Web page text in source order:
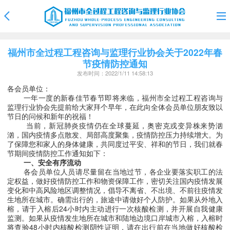
福州市全过程工程咨询与监理行业协会关于2022年春
节疫情防控通知
发布时间：2022/1/11 14:58:13
各会员单位：
一年一度的新春佳节春节即将来临，福州市全过程工程咨询与
监理行业协会先提前给大家拜个早年，在此向全体会员单位朋友致以
节日的问候和新年的祝福！
当前，新冠肺炎疫情仍在全球蔓延，奥密克戎变异株来势汹
汹，国内疫情多点散发、局部高度聚集，疫情防控压力持续增大。为
了保障您和家人的身体健康，共同度过平安、祥和的节日，我们就春
节期间疫情防控工作通知如下：
一、安全有序流动
各会员单位人员请尽量留在当地过节，各企业要落实职工的法
定权益，做好疫情防控工作和物资保障工作，密切关注国内疫情发展
变化和中高风险地区调整情况，倡导不离省、不出境、不前往疫情发
生地所在城市。确需出行的，旅途中请做好个人防护。如果从外地入
榕，请于入榕后24小时内主动进行一次核酸检测，并开展自我健康
监测。如果从疫情发生地所在城市和陆地边境口岸城市入榕，入榕时
将查验48小时内核酸检测阴性证明，请在出行前在当地做好核酸检